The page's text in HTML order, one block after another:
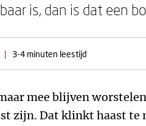
is, dan is dat een
| 3-4 minuten leestijd
mee blijven
zijn. Dat klinkt haast te